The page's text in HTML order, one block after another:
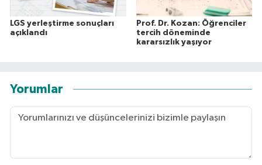
LGS yerleştirme sonuçları
açıklandı
Prof. Dr. Kozan: Öğrenciler
tercih döneminde
kararsızlık yaşıyor
Yorumlar